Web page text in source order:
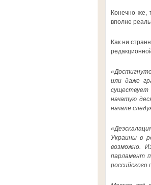
Конечно же,
вполне
Как ни
или даже
существует
начатую
начале
Украины в
возможно.
парламент
российского